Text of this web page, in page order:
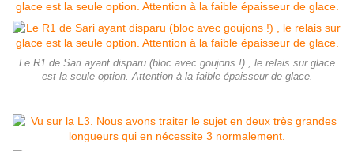
Le R1 de Sari ayant disparu (bloc avec goujons !) , le relais sur glace
est la seule option. Attention à la faible épaisseur de glace.